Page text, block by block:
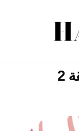
2